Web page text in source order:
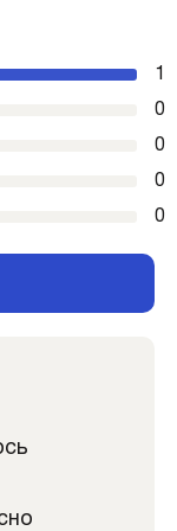
1
0
0
0
0